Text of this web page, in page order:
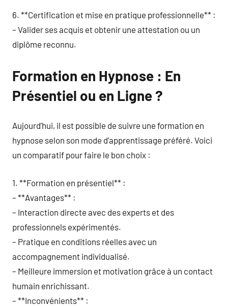
6. **Certification et mise en pratique professionnelle** :
– Valider ses acquis et obtenir une attestation ou un
diplôme reconnu.
Formation en Hypnose : En
Présentiel ou en Ligne ?
Aujourd’hui, il est possible de suivre une formation en
hypnose selon son mode d’apprentissage préféré. Voici
un comparatif pour faire le bon choix :
1. **Formation en présentiel** :
– **Avantages** :
– Interaction directe avec des experts et des
professionnels expérimentés.
– Pratique en conditions réelles avec un
accompagnement individualisé.
– Meilleure immersion et motivation grâce à un contact
humain enrichissant.
– **Inconvénients** :